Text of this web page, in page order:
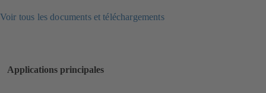
Voir tous les documents et téléchargements
Applications principales